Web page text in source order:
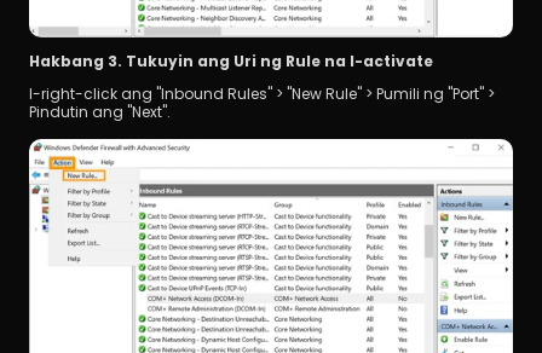
Hakbang 3. Tukuyin ang Uri ng Rule na I-activate
I-right-click ang "Inbound Rules" > "New Rule" > Pumili ng "Port" >
Pindutin ang "Next".